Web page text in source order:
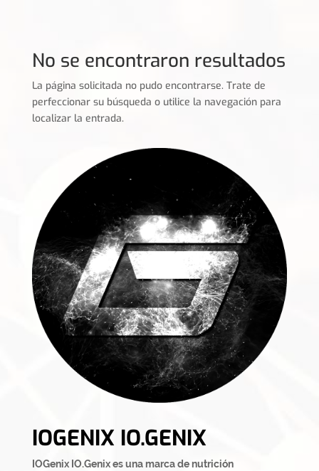
No se encontraron resultados
La página solicitada no pudo encontrarse. Trate de
perfeccionar su búsqueda o utilice la navegación para
localizar la entrada.
IOGENIX IO.GENIX
IOGenix IO.Genix es una marca de nutrición